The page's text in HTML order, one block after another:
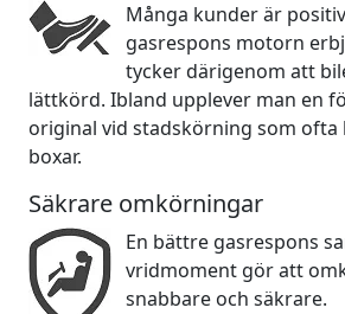
Många kunder är
gasrespons motorn
tycker därigenom att
lättkörd. Ibland upplever man en
original vid stadskörning som ofta
boxar.
Säkrare omkörningar
En bättre gasrespons
vridmoment gör att
snabbare och säkrare.